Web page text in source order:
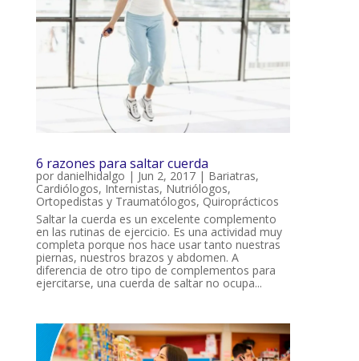
6 razones para saltar cuerda
por danielhidalgo | Jun 2, 2017| Bariatras,
Cardiólogos, Internistas, Nutriólogos,
Ortopedistas y Traumatólogos, Quiroprácticos
Saltar la cuerda es un excelente complemento
en las rutinas de ejercicio. Es una actividad muy
completa porque nos hace usar tanto nuestras
piernas, nuestros brazos y abdomen. A
diferencia de otro tipo de complementos para
ejercitarse, una cuerda de saltar no ocupa...